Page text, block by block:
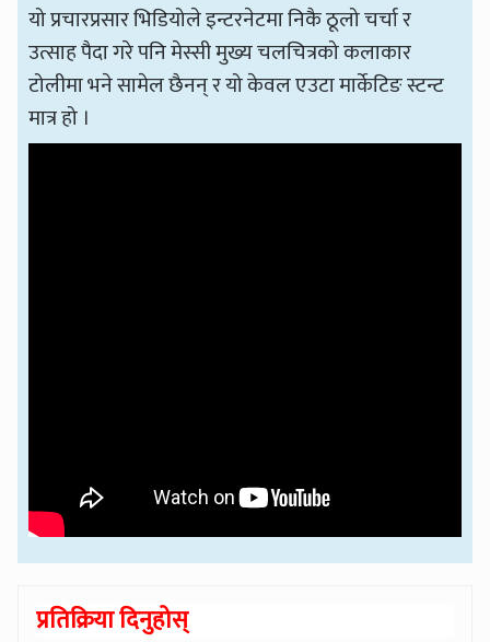
यो प्रचारप्रसार भिडियोले इन्टरनेटमा निकै ठूलो चर्चा र
उत्साह पैदा गरे पनि मेस्सी मुख्य चलचित्रको कलाकार
टोलीमा भने सामेल छैनन् र यो केवल एउटा मार्केटिङ स्टन्ट
मात्र हो ।
प्रतिक्रिया दिनुहोस्